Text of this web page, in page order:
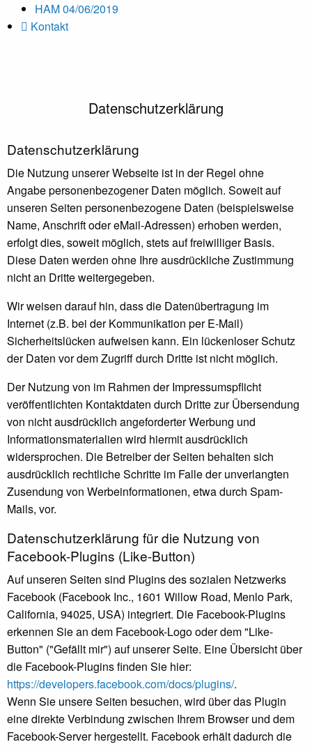
HAM 04/06/2019
Kontakt
Datenschutzerklärung
Datenschutzerklärung
Die Nutzung unserer Webseite ist in der Regel ohne
Angabe personenbezogener Daten möglich. Soweit auf
unseren Seiten personenbezogene Daten (beispielsweise
Name, Anschrift oder eMail-Adressen) erhoben werden,
erfolgt dies, soweit möglich, stets auf freiwilliger Basis.
Diese Daten werden ohne Ihre ausdrückliche Zustimmung
nicht an Dritte weitergegeben.
Wir weisen darauf hin, dass die Datenübertragung im
Internet (z.B. bei der Kommunikation per E-Mail)
Sicherheitslücken aufweisen kann. Ein lückenloser Schutz
der Daten vor dem Zugriff durch Dritte ist nicht möglich.
Der Nutzung von im Rahmen der Impressumspflicht
veröffentlichten Kontaktdaten durch Dritte zur Übersendung
von nicht ausdrücklich angeforderter Werbung und
Informationsmaterialien wird hiermit ausdrücklich
widersprochen. Die Betreiber der Seiten behalten sich
ausdrücklich rechtliche Schritte im Falle der unverlangten
Zusendung von Werbeinformationen, etwa durch Spam-
Mails, vor.
Datenschutzerklärung für die Nutzung von
Facebook-Plugins (Like-Button)
Auf unseren Seiten sind Plugins des sozialen Netzwerks
Facebook (Facebook Inc., 1601 Willow Road, Menlo Park,
California, 94025, USA) integriert. Die Facebook-Plugins
erkennen Sie an dem Facebook-Logo oder dem "Like-
Button" ("Gefällt mir") auf unserer Seite. Eine Übersicht über
die Facebook-Plugins finden Sie hier:
https://developers.facebook.com/docs/plugins/.
Wenn Sie unsere Seiten besuchen, wird über das Plugin
eine direkte Verbindung zwischen Ihrem Browser und dem
Facebook-Server hergestellt. Facebook erhält dadurch die